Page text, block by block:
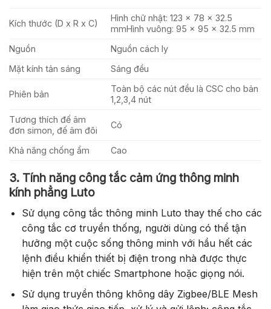
Kích thước (D x R x C)
Hình chữ nhật: 123 x 78 x 32.5
mmHình vuông: 95 x 95 x 32.5 mm
Nguồn
Nguồn cách ly
Mặt kính tản sáng
Sáng đều
Phiên bản
Toàn bộ các nút đều là CSC cho bản
1,2,3,4 nút
Tương thích đế âm
đơn simon, đế âm đôi
Có
Khả năng chống ẩm Cao
3. Tính năng công tắc cảm ứng thông minh
kính phẳng Luto
Sử dụng công tắc thông minh Luto thay thế cho các
công tắc cơ truyền thống, người dùng có thể tận
hưởng một cuộc sống thông minh với hầu hết các
lệnh điều khiển thiết bị điện trong nhà được thực
hiện trên một chiếc Smartphone hoặc giọng nói.
Sử dụng truyền thông không dây Zigbee/BLE Mesh